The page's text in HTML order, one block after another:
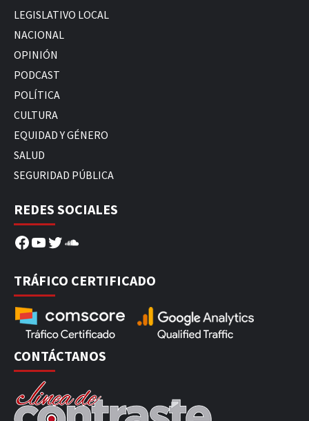
LEGISLATIVO LOCAL
NACIONAL
OPINIÓN
PODCAST
POLÍTICA
CULTURA
EQUIDAD Y GÉNERO
SALUD
SEGURIDAD PÚBLICA
REDES SOCIALES
Facebook
YouTube
Twitter
SoundCloud
TRÁFICO CERTIFICADO
CONTÁCTANOS